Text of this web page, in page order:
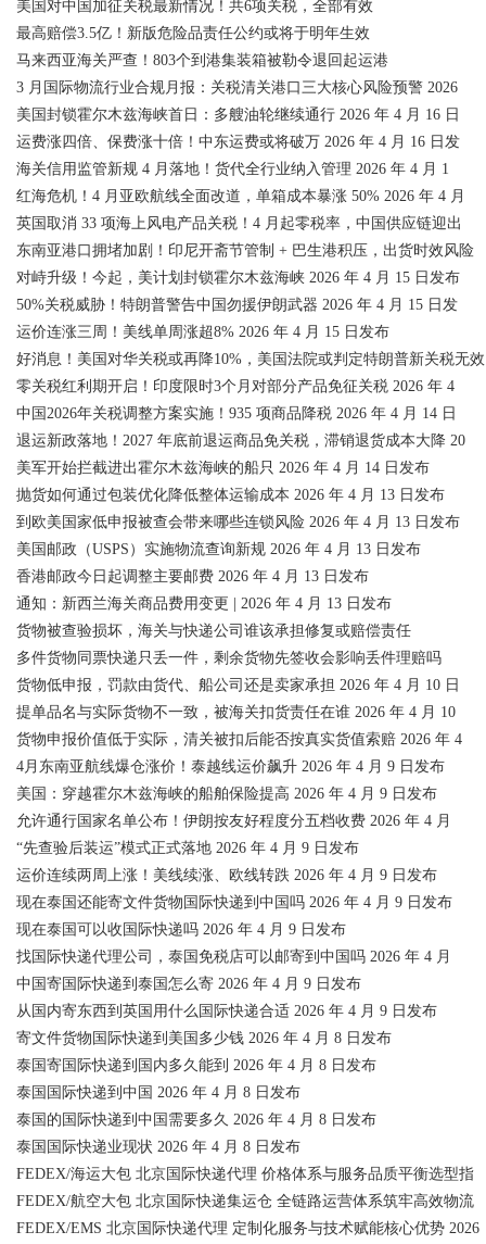
美国对中国加征关税最新情况！共6项关税，全部有效
最高赔偿3.5亿！新版危险品责任公约或将于明年生效
马来西亚海关严查！803个到港集装箱被勒令退回起运港
3 月国际物流行业合规月报：关税清关港口三大核心风险预警 2026
美国封锁霍尔木兹海峡首日：多艘油轮继续通行 2026 年 4 月 16 日
运费涨四倍、保费涨十倍！中东运费或将破万 2026 年 4 月 16 日发
海关信用监管新规 4 月落地！货代全行业纳入管理 2026 年 4 月 1
红海危机！4 月亚欧航线全面改道，单箱成本暴涨 50% 2026 年 4 月
英国取消 33 项海上风电产品关税！4 月起零税率，中国供应链迎出
东南亚港口拥堵加剧！印尼开斋节管制 + 巴生港积压，出货时效风险
对峙升级！今起，美计划封锁霍尔木兹海峡 2026 年 4 月 15 日发布
50%关税威胁！特朗普警告中国勿援伊朗武器 2026 年 4 月 15 日发
运价连涨三周！美线单周涨超8% 2026 年 4 月 15 日发布
好消息！美国对华关税或再降10%，美国法院或判定特朗普新关税无效
零关税红利期开启！印度限时3个月对部分产品免征关税 2026 年 4
中国2026年关税调整方案实施！935 项商品降税 2026 年 4 月 14 日
退运新政落地！2027 年底前退运商品免关税，滞销退货成本大降 20
美军开始拦截进出霍尔木兹海峡的船只 2026 年 4 月 14 日发布
抛货如何通过包装优化降低整体运输成本 2026 年 4 月 13 日发布
到欧美国家低申报被查会带来哪些连锁风险 2026 年 4 月 13 日发布
美国邮政（USPS）实施物流查询新规 2026 年 4 月 13 日发布
香港邮政今日起调整主要邮费 2026 年 4 月 13 日发布
通知：新西兰海关商品费用变更 | 2026 年 4 月 13 日发布
货物被查验损坏，海关与快递公司谁该承担修复或赔偿责任
多件货物同票快递只丢一件，剩余货物先签收会影响丢件理赔吗
货物低申报，罚款由货代、船公司还是卖家承担 2026 年 4 月 10 日
提单品名与实际货物不一致，被海关扣货责任在谁 2026 年 4 月 10
货物申报价值低于实际，清关被扣后能否按真实货值索赔 2026 年 4
4月东南亚航线爆仓涨价！泰越线运价飙升 2026 年 4 月 9 日发布
美国：穿越霍尔木兹海峡的船舶保险提高 2026 年 4 月 9 日发布
允许通行国家名单公布！伊朗按友好程度分五档收费 2026 年 4 月
“先查验后装运”模式正式落地 2026 年 4 月 9 日发布
运价连续两周上涨！美线续涨、欧线转跌 2026 年 4 月 9 日发布
现在泰国还能寄文件货物国际快递到中国吗 2026 年 4 月 9 日发布
现在泰国可以收国际快递吗 2026 年 4 月 9 日发布
找国际快递代理公司，泰国免税店可以邮寄到中国吗 2026 年 4 月
中国寄国际快递到泰国怎么寄 2026 年 4 月 9 日发布
从国内寄东西到英国用什么国际快递合适 2026 年 4 月 9 日发布
寄文件货物国际快递到美国多少钱 2026 年 4 月 8 日发布
泰国寄国际快递到国内多久能到 2026 年 4 月 8 日发布
泰国国际快递到中国 2026 年 4 月 8 日发布
泰国的国际快递到中国需要多久 2026 年 4 月 8 日发布
泰国国际快递业现状 2026 年 4 月 8 日发布
FEDEX/海运大包 北京国际快递代理 价格体系与服务品质平衡选型指
FEDEX/航空大包 北京国际快递集运仓 全链路运营体系筑牢高效物流
FEDEX/EMS 北京国际快递代理 定制化服务与技术赋能核心优势 2026